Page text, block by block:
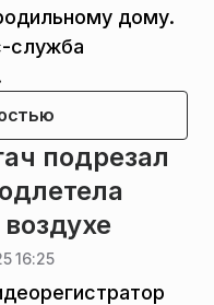
дому.
служба
подрезал
16:25